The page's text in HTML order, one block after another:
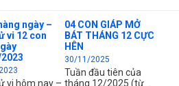
ngày –
vi 12 con
vi hôm nay –
04 CON GIÁP MỞ
BÁT THÁNG 12 CỰC
HÊN
30/11/2025
Tuần đầu tiên của
tháng 12/2025 (từ